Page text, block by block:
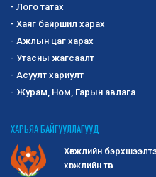
- Лого татах
- Хаяг байршил харах
- Ажлын цаг харах
- Утасны жагсаалт
- Асуулт хариулт
- Журам, Ном, Гарын авлага
ХАРЬЯА БАЙГУУЛЛАГУУД
Хөгжлийн
хөгжлийн төв